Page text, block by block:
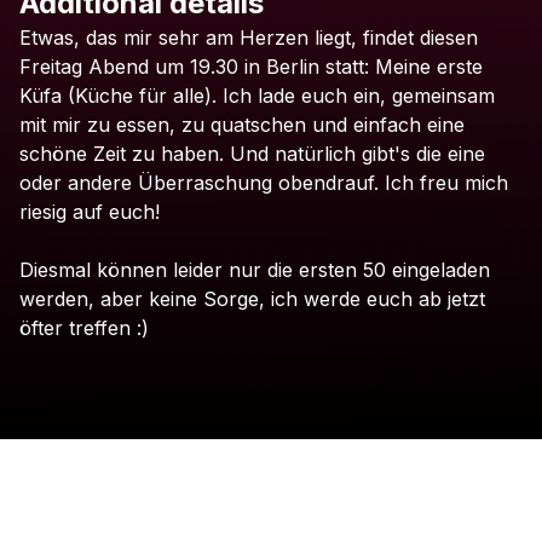
Check your texts
Etwas, das mir sehr am Herzen liegt, findet diesen
Freitag Abend um 19.30 in Berlin statt: Meine erste
Küfa (Küche für alle). Ich lade euch ein, gemeinsam
mit mir zu essen, zu quatschen und einfach eine
schöne Zeit zu haben. Und natürlich gibt's die eine
oder andere Überraschung obendrauf. Ich freu mich
riesig auf euch!
Diesmal können leider nur die ersten 50 eingeladen
werden, aber keine Sorge, ich werde euch ab jetzt
öfter treffen :)